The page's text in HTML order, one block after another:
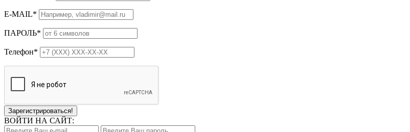
E-MAIL*
ПАРОЛЬ*
Телефон*
Зарегистрироваться!
ВОЙТИ НА САЙТ: